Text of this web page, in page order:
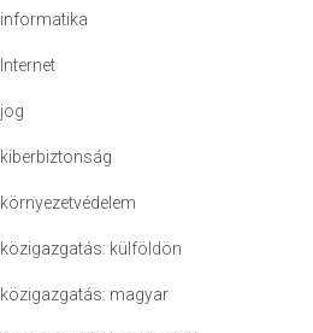
informatika
Internet
jog
kiberbiztonság
környezetvédelem
közigazgatás: külföldön
közigazgatás: magyar